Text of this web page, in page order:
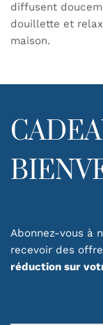
diffusent
douillette et
maison.
Abonnez-vous à
recevoir des
réduction sur